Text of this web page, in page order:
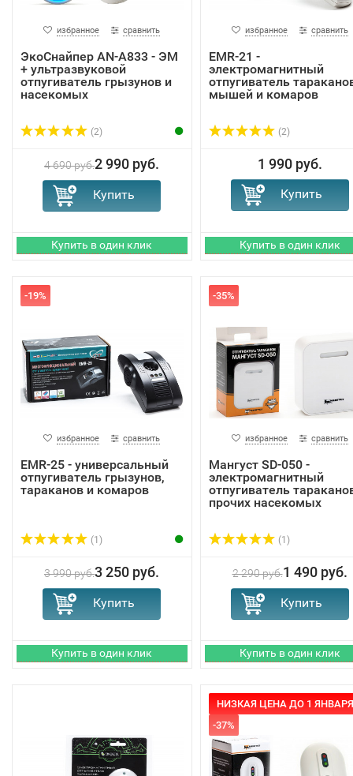
избранное сравнить
ЭкоСнайпер AN-A833 - ЭМ
+ ультразвуковой
отпугиватель грызунов и
насекомых
(2)
4 690 руб.2 990 руб.
избранное сравнить
EMR-21 -
электромагнитный
отпугиватель
мышей и комаров
(2)
1 990 руб.
-19%
избранное сравнить
EMR-25 - универсальный
отпугиватель грызунов,
тараканов и комаров
(1)
3 990 руб.3 250 руб.
-35%
избранное сравнить
Мангуст SD-050 -
электромагнитный
отпугиватель
прочих насекомых
(1)
2 290 руб.1 490 руб.
НИЗКАЯ ЦЕНА ДО 1
-37%